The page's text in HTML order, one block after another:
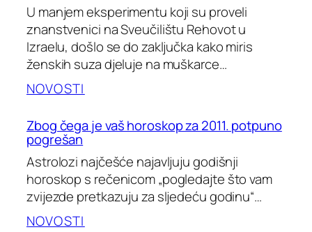
U manjem eksperimentu koji su proveli
znanstvenici na Sveučilištu Rehovot u
Izraelu, došlo se do zaključka kako miris
ženskih suza djeluje na muškarce…
NOVOSTI
Zbog čega je vaš horoskop za 2011. potpuno
pogrešan
Astrolozi najčešće najavljuju godišnji
horoskop s rečenicom „pogledajte što vam
zvijezde pretkazuju za sljedeću godinu“…
NOVOSTI